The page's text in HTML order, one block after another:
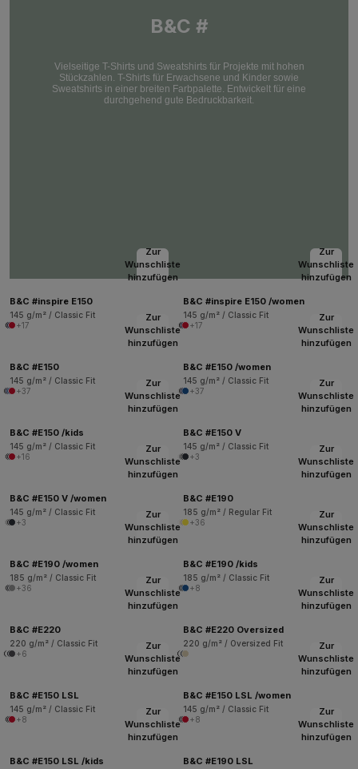
B&C #
Vielseitige T-Shirts und Sweatshirts für Projekte mit hohen
Stückzahlen. T-Shirts für Erwachsene und Kinder sowie
Sweatshirts in einer breiten Farbpalette. Entwickelt für eine
durchgehend gute Bedruckbarkeit.
Zur
Wunschliste
hinzufügen
B&C #inspire E150
145 g/m² / Classic Fit
+17
Zur
Wunschliste
hinzufügen
B&C #inspire E150 /women
145 g/m² / Classic Fit
+17
Zur
Wunschliste
hinzufügen
B&C #E150
145 g/m² / Classic Fit
+37
Zur
Wunschliste
hinzufügen
B&C #E150 /women
145 g/m² / Classic Fit
+37
Zur
Wunschliste
hinzufügen
B&C #E150 /kids
145 g/m² / Classic Fit
+16
Zur
Wunschliste
hinzufügen
B&C #E150 V
145 g/m² / Classic Fit
+3
Zur
Wunschliste
hinzufügen
B&C #E150 V /women
145 g/m² / Classic Fit
+3
Zur
Wunschliste
hinzufügen
B&C #E190
185 g/m² / Regular Fit
+36
Zur
Wunschliste
hinzufügen
B&C #E190 /women
185 g/m² / Classic Fit
+36
Zur
Wunschliste
hinzufügen
B&C #E190 /kids
185 g/m² / Classic Fit
+8
Zur
Wunschliste
hinzufügen
B&C #E220
220 g/m² / Classic Fit
+6
Zur
Wunschliste
hinzufügen
B&C #E220 Oversized
220 g/m² / Oversized Fit
Zur
Wunschliste
hinzufügen
B&C #E150 LSL
145 g/m² / Classic Fit
+8
Zur
Wunschliste
hinzufügen
B&C #E150 LSL /women
145 g/m² / Classic Fit
+8
Zur
Wunschliste
hinzufügen
B&C #E150 LSL /kids
Zur
Wunschliste
hinzufügen
B&C #E190 LSL